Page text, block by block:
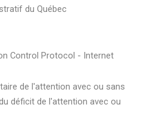
du Québec
Control Protocol - Internet
de l'attention avec ou sans
déficit de l'attention avec ou